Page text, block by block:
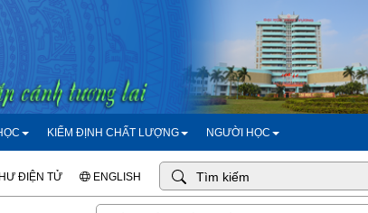
KIỂM ĐỊNH CHẤT LƯỢNG NGƯỜI HỌC
ĐIỆN TỬ ENGLISH